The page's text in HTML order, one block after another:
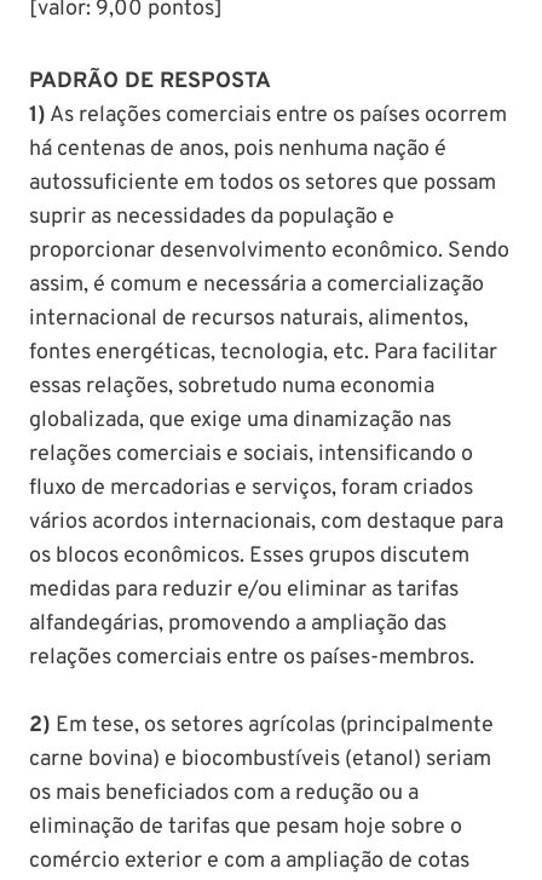
[valor: 9,00 pontos]
PADRÃO DE RESPOSTA
1) As relações comerciais entre os países ocorrem
há centenas de anos, pois nenhuma nação é
autossuficiente em todos os setores que possam
suprir as necessidades da população e
proporcionar desenvolvimento econômico. Sendo
assim, é comum e necessária a comercialização
internacional de recursos naturais, alimentos,
fontes energéticas, tecnologia, etc. Para facilitar
essas relações, sobretudo numa economia
globalizada, que exige uma dinamização nas
relações comerciais e sociais, intensificando o
fluxo de mercadorias e serviços, foram criados
vários acordos internacionais, com destaque para
os blocos econômicos. Esses grupos discutem
medidas para reduzir e/ou eliminar as tarifas
alfandegárias, promovendo a ampliação das
relações comerciais entre os países-membros.
2) Em tese, os setores agrícolas (principalmente
carne bovina) e biocombustíveis (etanol) seriam
os mais beneficiados com a redução ou a
eliminação de tarifas que pesam hoje sobre o
comércio exterior e com a ampliação de cotas